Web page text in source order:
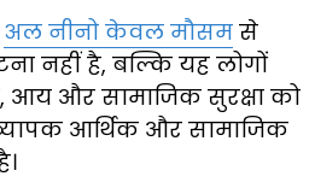
अल नीनो केवल मौसम से
नहीं है, बल्कि यह लोगों
आय और सामाजिक सुरक्षा को
आर्थिक और सामाजिक